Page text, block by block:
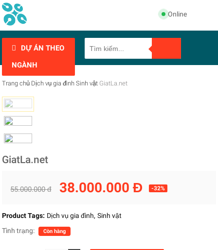
Online
DỰ ÁN THEO
NGÀNH
Trang chủ Dịch vụ gia đình Sinh vật GiatLa.net
GiatLa.net
55.000.000 đ 38.000.000 Đ -32%
Product Tags: Dịch vụ gia đình Sinh vật
Tình trạng:
Còn hàng